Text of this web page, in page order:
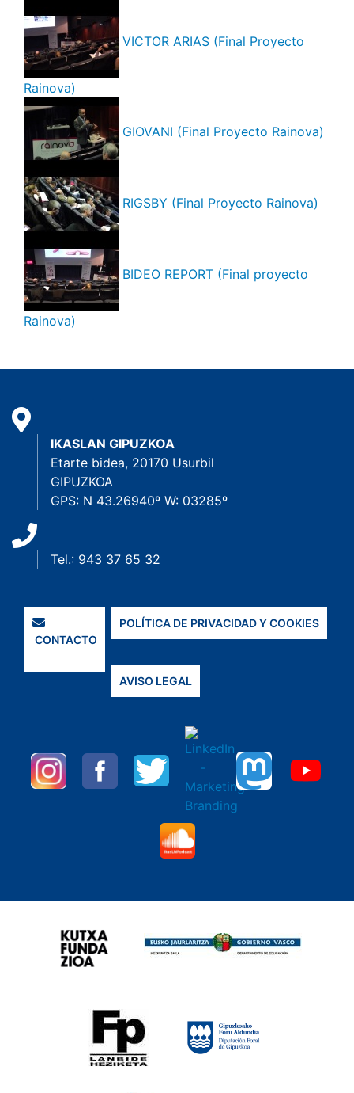
VICTOR ARIAS (Final Proyecto
Rainova)
GIOVANI (Final Proyecto Rainova)
RIGSBY (Final Proyecto Rainova)
BIDEO REPORT (Final proyecto
Rainova)
IKASLAN GIPUZKOA
Etarte bidea, 20170 Usurbil
GIPUZKOA
GPS: N 43.26940º W: 03285º
Tel.: 943 37 65 32
CONTACTO
POLÍTICA DE PRIVACIDAD Y COOKIES
AVISO LEGAL